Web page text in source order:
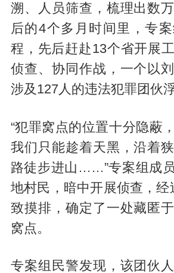
溯、人员筛查，梳理出数
后的4个多月时间里，专
程，先后赶赴13个省开展
侦查、协同作战，一个以
涉及127人的违法犯罪团伙
“犯罪窝点的位置十分隐蔽
我们只能趁着天黑，沿着
路徒步进山……”专案组成
地村民，暗中开展侦查，经
致摸排，确定了一处藏匿
窝点。
专案组民警发现，该团伙